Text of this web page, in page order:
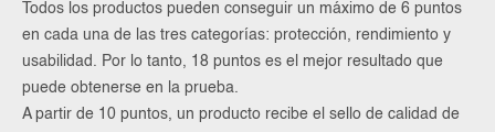
Todos los productos pueden conseguir un máximo de 6 puntos
en cada una de las tres categorías: protección, rendimiento y
usabilidad. Por lo tanto, 18 puntos es el mejor resultado que
puede obtenerse en la prueba.
A partir de 10 puntos, un producto recibe el sello de calidad de